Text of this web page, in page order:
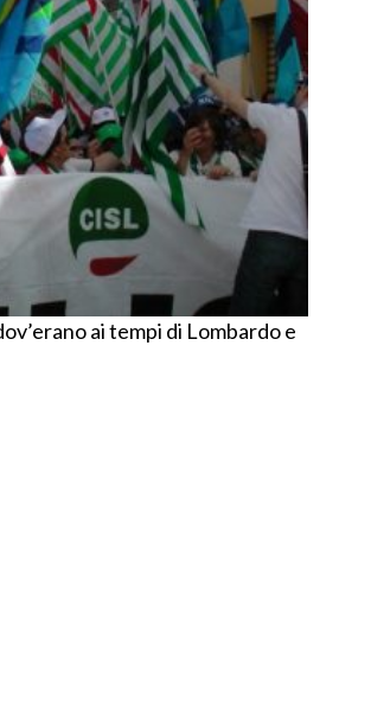
ai tempi di Lombardo e